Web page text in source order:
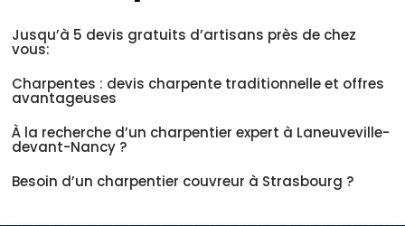
Jusqu’à 5 devis gratuits d’artisans près de chez
vous:
Charpentes : devis charpente traditionnelle et offres
avantageuses
À la recherche d’un charpentier expert à Laneuveville-
devant-Nancy ?
Besoin d’un charpentier couvreur à Strasbourg ?